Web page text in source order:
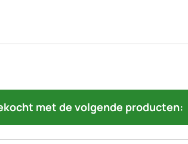
met de volgende producten: